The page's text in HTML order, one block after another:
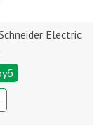
Electric